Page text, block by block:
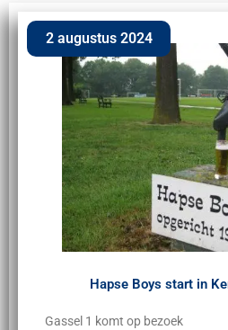
2 augustus 2024
Hapse Boys start in
Gassel 1 komt op bezoek